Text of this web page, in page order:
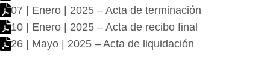
07 | Enero | 2025 – Acta de terminación
10 | Enero | 2025 – Acta de recibo final
26 | Mayo | 2025 – Acta de liquidación